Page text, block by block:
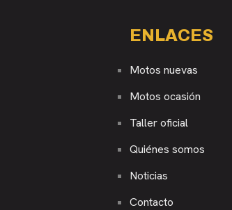
ENLACES
Motos nuevas
Motos ocasión
Taller oficial
Quiénes somos
Noticias
Contacto